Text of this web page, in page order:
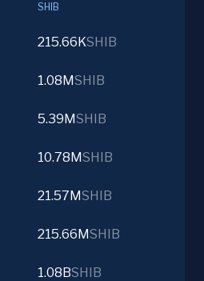
SHIB
215.66KSHIB
1.08MSHIB
5.39MSHIB
10.78MSHIB
21.57MSHIB
215.66MSHIB
1.08BSHIB